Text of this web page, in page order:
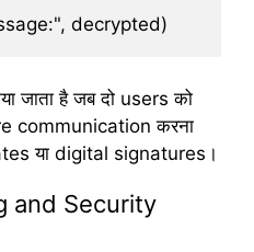
जाता है जब दो users को
communication करना
या digital signatures।
and Security